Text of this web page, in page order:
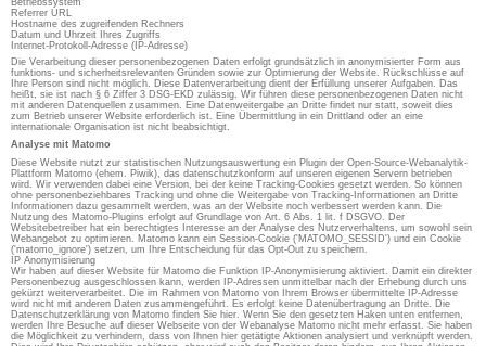
Betriebssystem
Referrer URL
Hostname des zugreifenden Rechners
Datum und Uhrzeit Ihres Zugriffs
Internet-Protokoll-Adresse (IP-Adresse)
Die Verarbeitung dieser personenbezogenen Daten erfolgt grundsätzlich in anonymisierter Form aus
funktions- und sicherheitsrelevanten Gründen sowie zur Optimierung der Website. Rückschlüsse auf
Ihre Person sind nicht möglich. Diese Datenverarbeitung dient der Erfüllung unserer Aufgaben. Das
heißt, sie ist nach § 6 Ziffer 3 DSG-EKD zulässig. Wir führen diese personenbezogenen Daten nicht
mit anderen Datenquellen zusammen. Eine Datenweitergabe an Dritte findet nur statt, soweit dies
zum Betrieb unserer Website erforderlich ist. Eine Übermittlung in ein Drittland oder an eine
internationale Organisation ist nicht beabsichtigt.
Analyse mit Matomo
Diese Website nutzt zur statistischen Nutzungsauswertung ein Plugin der Open-Source-Webanalytik-
Plattform Matomo (ehem. Piwik), das datenschutzkonform auf unseren eigenen Servern betrieben
wird. Wir verwenden dabei eine Version, bei der keine Tracking-Cookies gesetzt werden. So können
ohne personenbeziehbares Tracking und ohne die Weitergabe von Tracking-Informationen an Dritte
Informationen dazu gesammelt werden, was an der Website noch verbessert werden kann. Die
Nutzung des Matomo-Plugins erfolgt auf Grundlage von Art. 6 Abs. 1 lit. f DSGVO. Der
Websitebetreiber hat ein berechtigtes Interesse an der Analyse des Nutzerverhaltens, um sowohl sein
Webangebot zu optimieren. Matomo kann ein Session-Cookie ('MATOMO_SESSID') und ein Cookie
('matomo_ignore') setzen, um Ihre Entscheidung für das Opt-Out zu speichern.
IP Anonymisierung
Wir haben auf dieser Website für Matomo die Funktion IP-Anonymisierung aktiviert. Damit ein direkter
Personenbezug ausgeschlossen kann, werden IP-Adressen unmittelbar nach der Erhebung durch uns
gekürzt weiterverarbeitet. Die im Rahmen von Matomo von Ihrem Browser übermittelte IP-Adresse
wird nicht mit anderen Daten zusammengeführt. Es erfolgt keine Datenübertragung an Dritte. Die
Datenschutzerklärung von Matomo finden Sie hier. Wenn Sie den gesetzten Haken unten entfernen,
werden Ihre Besuche auf dieser Webseite von der Webanalyse Matomo nicht mehr erfasst. Sie haben
die Möglichkeit zu verhindern, dass von Ihnen hier getätigte Aktionen analysiert und verknüpft werden.